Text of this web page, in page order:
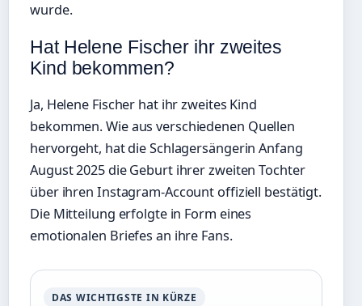
wurde.
Hat Helene Fischer ihr zweites
Kind bekommen?
Ja, Helene Fischer hat ihr zweites Kind
bekommen. Wie aus verschiedenen Quellen
hervorgeht, hat die Schlagersängerin Anfang
August 2025 die Geburt ihrer zweiten Tochter
über ihren Instagram-Account offiziell bestätigt.
Die Mitteilung erfolgte in Form eines
emotionalen Briefes an ihre Fans.
DAS WICHTIGSTE IN KÜRZE